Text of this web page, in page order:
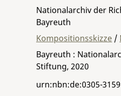
Nationalarchiv der
Bayreuth
Kompositionsskizze /
Bayreuth :
Stiftung, 2020
urn:nbn:de:0305-3159